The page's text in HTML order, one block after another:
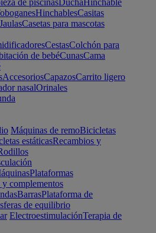
de piscinasDuchaHinchable
HinchablesCasitas
JaulasCasetas para mascotas
CestasColchón para
de bebéCunasCama
AccesoriosCapazosCarrito ligero
nasalOrinales
Máquinas de remoBicicletas
estáticasRecambios y
Plataformas
y complementos
BarrasPlataforma de
de equilibrio
ElectroestimulaciónTerapia de